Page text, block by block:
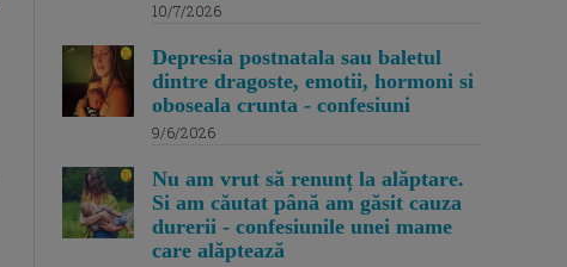
10/7/2026
Depresia postnatala sau baletul
dintre dragoste, emotii, hormoni si
oboseala crunta - confesiuni
9/6/2026
Nu am vrut să renunț la alăptare.
Si am căutat până am găsit cauza
durerii - confesiunile unei mame
care alăptează